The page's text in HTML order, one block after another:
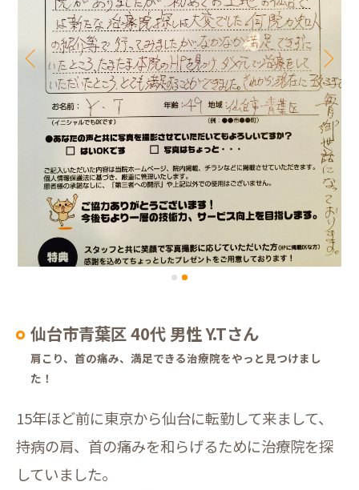
仙台市青葉区 40代 男性 Y.Tさん
肩こり、首の痛み、満足できる治療院をやっと見つけまし
た！
15年ほど前に東京から仙台に転勤して来まして、
持病の肩、首の痛みを和らげるために治療院を探
していました。